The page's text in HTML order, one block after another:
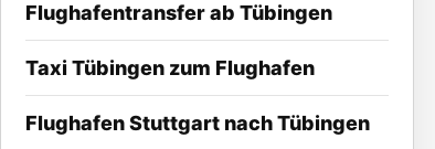
Flughafentransfer ab Tübingen
Taxi Tübingen zum Flughafen
Flughafen Stuttgart nach Tübingen